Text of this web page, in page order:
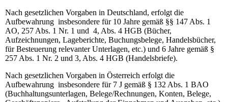
Nach gesetzlichen Vorgaben in Deutschland, erfolgt die
Aufbewahrung insbesondere für 10 Jahre gemäß §§ 147 Abs. 1
AO, 257 Abs. 1 Nr. 1 und 4, Abs. 4 HGB (Bücher,
Aufzeichnungen, Lageberichte, Buchungsbelege, Handelsbücher,
für Besteuerung relevanter Unterlagen, etc.) und 6 Jahre gemäß §
257 Abs. 1 Nr. 2 und 3, Abs. 4 HGB (Handelsbriefe).
Nach gesetzlichen Vorgaben in Österreich erfolgt die
Aufbewahrung insbesondere für 7 J gemäß § 132 Abs. 1 BAO
(Buchhaltungsunterlagen, Belege/Rechnungen, Konten, Belege,